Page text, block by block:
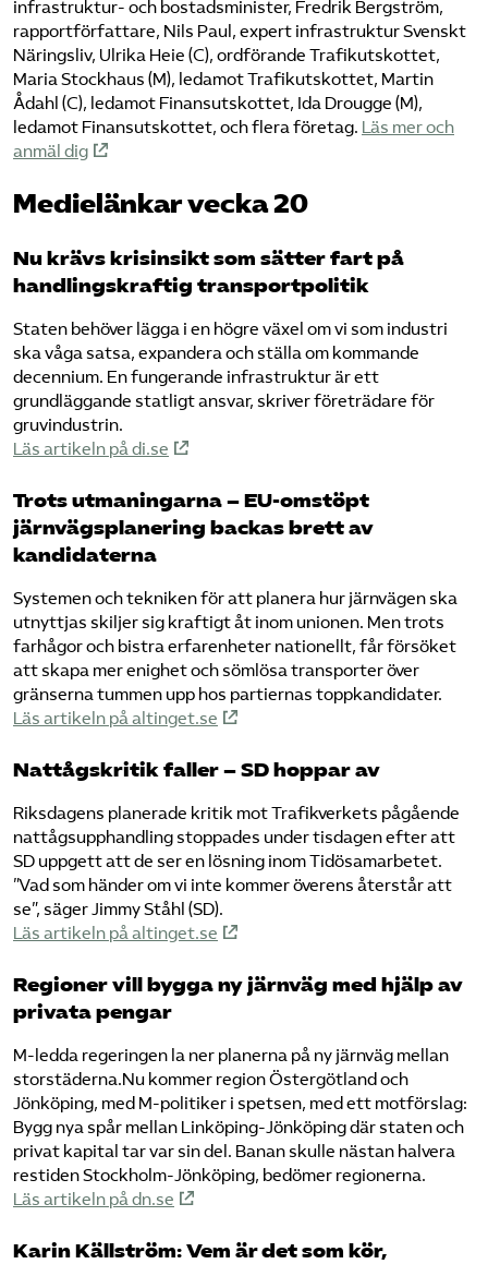
infrastruktur- och bostadsminister, Fredrik Bergström,
rapportförfattare, Nils Paul, expert infrastruktur Svenskt
Näringsliv, Ulrika Heie (C), ordförande Trafikutskottet,
Maria Stockhaus (M), ledamot Trafikutskottet, Martin
Ådahl (C), ledamot Finansutskottet, Ida Drougge (M),
ledamot Finansutskottet, och flera företag. Läs mer och
anmäl dig
Medielänkar vecka 20
Nu krävs krisinsikt som sätter fart på
handlingskraftig transportpolitik
Staten behöver lägga i en högre växel om vi som industri
ska våga satsa, expandera och ställa om kommande
decennium. En fungerande infrastruktur är ett
grundläggande statligt ansvar, skriver företrädare för
gruvindustrin.
Läs artikeln på di.se
Trots utmaningarna – EU-omstöpt
järnvägsplanering backas brett av
kandidaterna
Systemen och tekniken för att planera hur järnvägen ska
utnyttjas skiljer sig kraftigt åt inom unionen. Men trots
farhågor och bistra erfarenheter nationellt, får försöket
att skapa mer enighet och sömlösa transporter över
gränserna tummen upp hos partiernas toppkandidater.
Läs artikeln på altinget.se
Nattågskritik faller – SD hoppar av
Riksdagens planerade kritik mot Trafikverkets pågående
nattågsupphandling stoppades under tisdagen efter att
SD uppgett att de ser en lösning inom Tidösamarbetet.
”Vad som händer om vi inte kommer överens återstår att
se”, säger Jimmy Ståhl (SD).
Läs artikeln på altinget.se
Regioner vill bygga ny järnväg med hjälp av
privata pengar
M-ledda regeringen la ner planerna på ny järnväg mellan
storstäderna.Nu kommer region Östergötland och
Jönköping, med M-politiker i spetsen, med ett motförslag:
Bygg nya spår mellan Linköping-Jönköping där staten och
privat kapital tar var sin del. Banan skulle nästan halvera
restiden Stockholm-Jönköping, bedömer regionerna.
Läs artikeln på dn.se
Karin Källström: Vem är det som kör,